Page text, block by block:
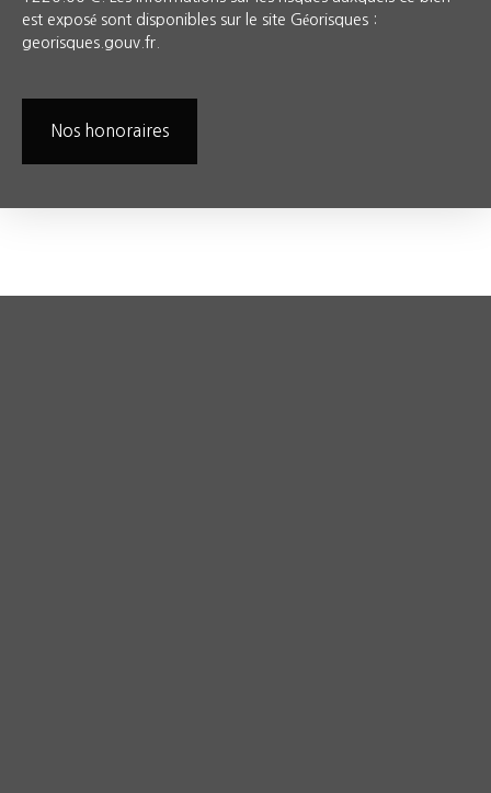
est exposé sont disponibles sur le site Géorisques :
georisques.gouv.fr.
Nos honoraires